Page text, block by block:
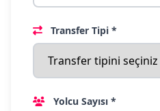
Transfer Tipi *
Yolcu Sayısı *